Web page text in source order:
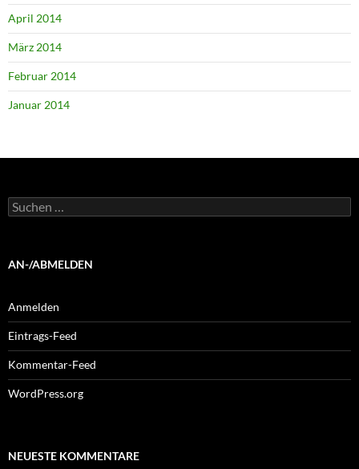
April 2014
März 2014
Februar 2014
Januar 2014
Suchen
nach:
AN-/ABMELDEN
Anmelden
Eintrags-Feed
Kommentar-Feed
WordPress.org
NEUESTE KOMMENTARE